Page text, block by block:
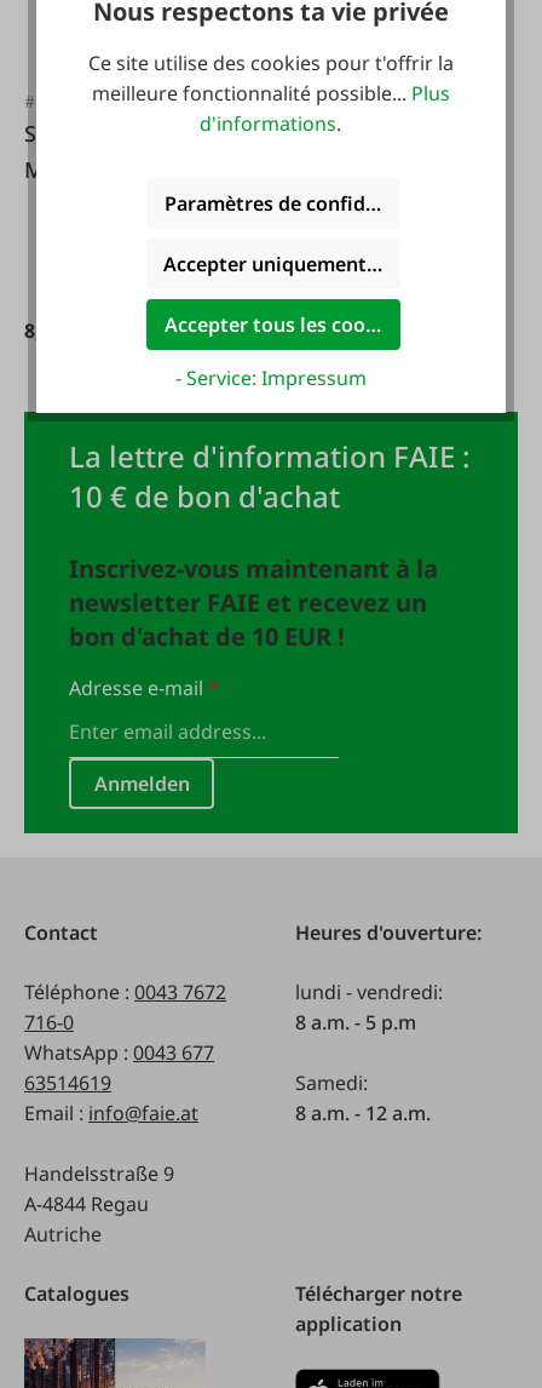
#FA134343
Sac d'alimentation
Mini Plus
8,79 €*
La lettre d'information FAIE :
10 € de bon d'achat
Inscrivez-vous maintenant à la
newsletter FAIE et recevez un
bon d'achat de 10 EUR !
Adresse e-mail*
Anmelden
Contact
Téléphone : 0043 7672
716-0
WhatsApp : 0043 677
63514619
Email : info@faie.at
Handelsstraße 9
A-4844 Regau
Autriche
Heures d'ouverture:
lundi - vendredi:
8 a.m. - 5 p.m
Samedi:
8 a.m. - 12 a.m.
Catalogues
Télécharger notre
application
Nous respectons ta vie privée
Ce site utilise des cookies pour t'offrir la
meilleure fonctionnalité possible... Plus
d'informations.
Paramètres de confidentialité
Accepter uniquement les cookies
Accepter tous les cookies
- Service: Impressum